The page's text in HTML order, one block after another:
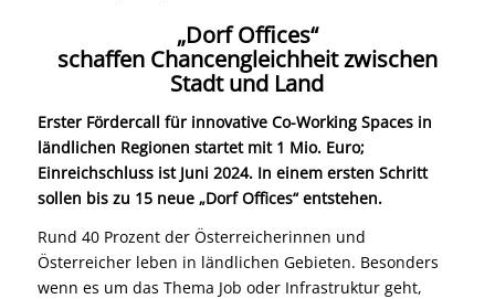
„Dorf Offices“
schaffen Chancengleichheit zwischen
Stadt und Land
Erster Fördercall für innovative Co-Working Spaces in
ländlichen Regionen startet mit 1 Mio. Euro;
Einreichschluss ist Juni 2024. In einem ersten Schritt
sollen bis zu 15 neue „Dorf Offices“ entstehen.
Rund 40 Prozent der Österreicherinnen und
Österreicher leben in ländlichen Gebieten. Besonders
wenn es um das Thema Job oder Infrastruktur geht,